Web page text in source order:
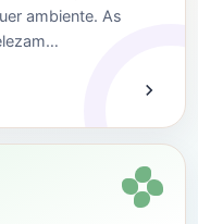
ambiente. As